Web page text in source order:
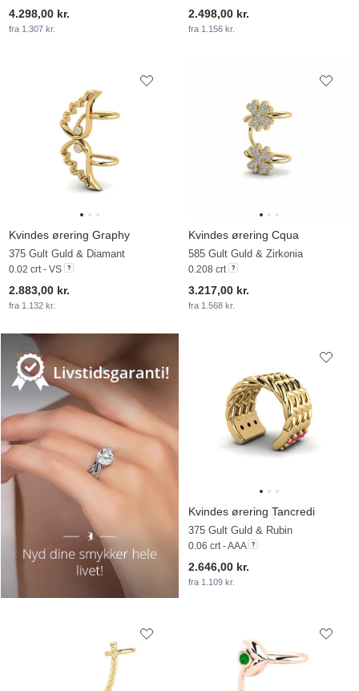
4.298,00 kr.
fra 1.307 kr.
2.498,00 kr.
fra 1.156 kr.
Kvindes ørering Graphy
375 Gult Guld & Diamant
0.02 crt - VS
2.883,00 kr.
fra 1.132 kr.
Kvindes ørering Cqua
585 Gult Guld & Zirkonia
0.208 crt
3.217,00 kr.
fra 1.568 kr.
Kvindes ørering Tancredi
375 Gult Guld & Rubin
0.06 crt - AAA
2.646,00 kr.
fra 1.109 kr.